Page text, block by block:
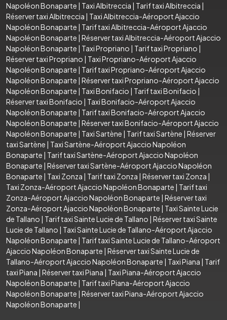
Napoléon Bonaparte | Taxi Albitreccia | Tarif taxi Albitreccia |
Réserver taxi Albitreccia | Taxi Albitreccia-Aéroport Ajaccio
Napoléon Bonaparte | Tarif taxi Albitreccia-Aéroport Ajaccio
Napoléon Bonaparte | Réserver taxi Albitreccia-Aéroport Ajaccio
Napoléon Bonaparte | Taxi Propriano | Tarif taxi Propriano |
Réserver taxi Propriano | Taxi Propriano-Aéroport Ajaccio
Napoléon Bonaparte | Tarif taxi Propriano-Aéroport Ajaccio
Napoléon Bonaparte | Réserver taxi Propriano-Aéroport Ajaccio
Napoléon Bonaparte | Taxi Bonifacio | Tarif taxi Bonifacio |
Réserver taxi Bonifacio | Taxi Bonifacio-Aéroport Ajaccio
Napoléon Bonaparte | Tarif taxi Bonifacio-Aéroport Ajaccio
Napoléon Bonaparte | Réserver taxi Bonifacio-Aéroport Ajaccio
Napoléon Bonaparte | Taxi Sartène | Tarif taxi Sartène | Réserver
taxi Sartène | Taxi Sartène-Aéroport Ajaccio Napoléon
Bonaparte | Tarif taxi Sartène-Aéroport Ajaccio Napoléon
Bonaparte | Réserver taxi Sartène-Aéroport Ajaccio Napoléon
Bonaparte | Taxi Zonza | Tarif taxi Zonza | Réserver taxi Zonza |
Taxi Zonza-Aéroport Ajaccio Napoléon Bonaparte | Tarif taxi
Zonza-Aéroport Ajaccio Napoléon Bonaparte | Réserver taxi
Zonza-Aéroport Ajaccio Napoléon Bonaparte | Taxi Sainte Lucie
de Tallano | Tarif taxi Sainte Lucie de Tallano | Réserver taxi Sainte
Lucie de Tallano | Taxi Sainte Lucie de Tallano-Aéroport Ajaccio
Napoléon Bonaparte | Tarif taxi Sainte Lucie de Tallano-Aéroport
Ajaccio Napoléon Bonaparte | Réserver taxi Sainte Lucie de
Tallano-Aéroport Ajaccio Napoléon Bonaparte | Taxi Piana | Tarif
taxi Piana | Réserver taxi Piana | Taxi Piana-Aéroport Ajaccio
Napoléon Bonaparte | Tarif taxi Piana-Aéroport Ajaccio
Napoléon Bonaparte | Réserver taxi Piana-Aéroport Ajaccio
Napoléon Bonaparte |